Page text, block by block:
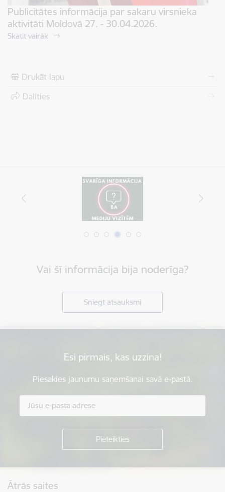
Publicitātes informācija par sakaru virsnieka
aktivitāti Moldovā 27. - 30.04.2026.
Skatīt vairāk
Drukāt lapu
Dalīties
Vai šī informācija bija noderīga?
Sniegt atsauksmi
Esi pirmais, kas uzzina!
Piesakies jaunumu saņemšanai savā e-pastā.
Ātrās saites